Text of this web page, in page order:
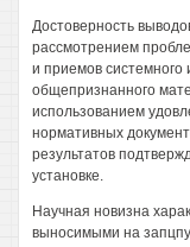
Достоверность
рассмотрением
и приемов системного
общепризнанного
использованием
нормативных
результатов
установке.
Научная новизна
выносимыми на